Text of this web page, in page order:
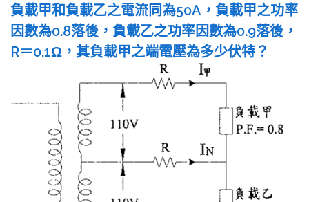
負載甲和負載乙之電流同為50A，負載甲之功率
因數為0.8落後，負載乙之功率因數為0.9落後，
R＝0.1Ω，其負載甲之端電壓為多少伏特？